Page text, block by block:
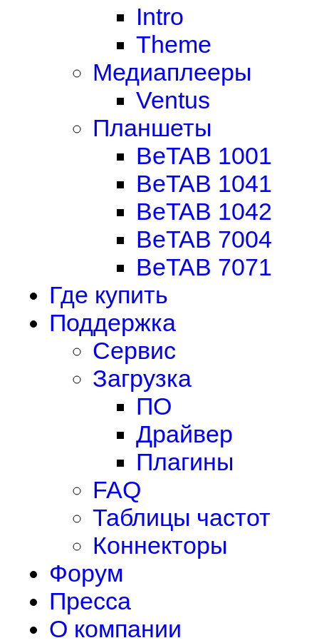
Intro
Theme
Медиаплееры
Ventus
Планшеты
BeTAB 1001
BeTAB 1041
BeTAB 1042
BeTAB 7004
BeTAB 7071
Где купить
Поддержка
Сервис
Загрузка
ПО
Драйвер
Плагины
FAQ
Таблицы частот
Коннекторы
Форум
Пресса
О компании